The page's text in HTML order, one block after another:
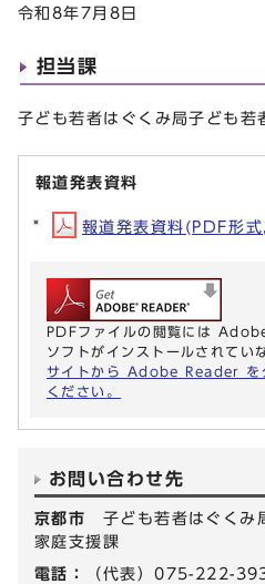
令和8年7月8日
担当課
子ども若者はぐくみ局子ども若
報道発表資料
報道発表資料(PDF形
PDFファイルの閲覧には
ソフトがインストールされてい
サイトから Adobe Reader を
ください。
お問い合わせ先
京都市 子ども若者はぐくみ
家庭支援課
電話：
（代表）075-222-